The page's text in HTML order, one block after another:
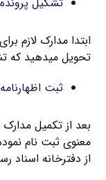
ابتدا مدارک لازم
تحویل میدهید که
ثبت
بعد از تکمیل
معنوی ثبت نام
از دفترخانه اسناد